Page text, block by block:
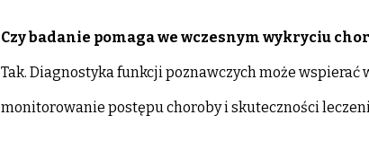
Czy badanie pomaga we wczesnym wykryciu
Tak. Diagnostyka funkcji poznawczych może
monitorowanie postępu choroby i skuteczności